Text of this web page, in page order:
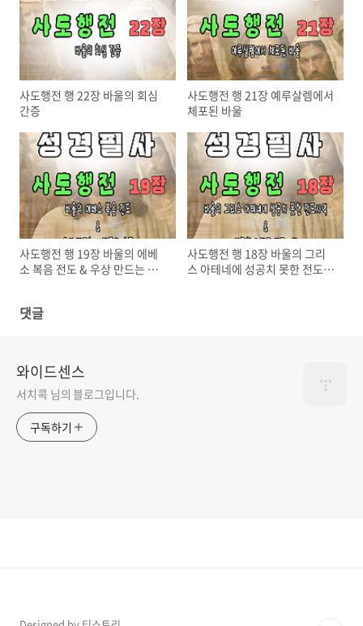
사도행전 행 22장 바울의 회심
간증
사도행전 행 21장 예루살렘에서
체포된 바울
사도행전 행 19장 바울의 에베
소 복음 전도 & 우상 만드는 사
사도행전 행 18장 바울의 그리
스 아테네에 성공치 못한 전도사
댓글
와이드센스
서치콕 님의 블로그입니다.
구독하기